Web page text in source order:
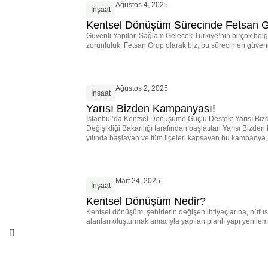
İnşaat
Ağustos 4, 2025
Kentsel Dönüşüm Sürecinde Fetsan
Güvenli Yapılar, Sağlam Gelecek Türkiye’nin birçok
zorunluluk. Fetsan Grup olarak biz, bu sürecin en
İnşaat
Ağustos 2, 2025
Yarısı Bizden Kampanyası!
İstanbul’da Kentsel Dönüşüme Güçlü Destek: Yarısı
Değişikliği Bakanlığı tarafından başlatılan Yarısı
yılında başlayan ve tüm ilçeleri kapsayan bu
İnşaat
Mart 24, 2025
Kentsel Dönüşüm Nedir?
Kentsel dönüşüm, şehirlerin değişen ihtiyaçlarına,
alanları oluşturmak amacıyla yapılan planlı yapı